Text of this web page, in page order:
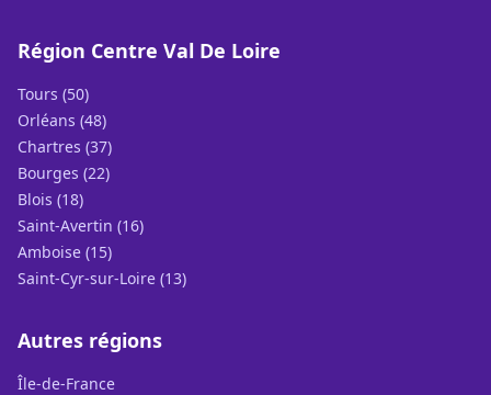
Région Centre Val De Loire
Tours (50)
Orléans (48)
Chartres (37)
Bourges (22)
Blois (18)
Saint-Avertin (16)
Amboise (15)
Saint-Cyr-sur-Loire (13)
Autres régions
Île-de-France